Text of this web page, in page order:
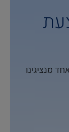
מנציגינו